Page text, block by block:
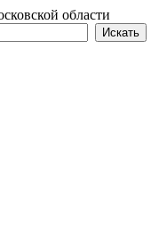
области